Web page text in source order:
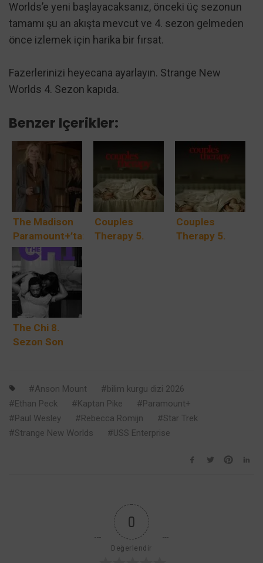
Worlds’e yeni başlayacaksanız, önceki üç sezonun
tamamı şu an akışta mevcut ve 4. sezon gelmeden
önce izlemek için harika bir fırsat.
Fazerlerinizi heyecana ayarlayın. Strange New
Worlds 4. Sezon kapıda.
Benzer Içerikler:
The Madison
Paramount+’ta:
Michelle
Pfeiffer ve
Kurt Russell
Taylor
Sheridan’ın
Yeni Montana
Dramasında
Buluşuyor
Couples
Therapy 5.
Couples
Therapy 5.
The Chi 8.
Sezon Son
Soğuk Kışı
Paramount+’ta
Başladı
Anson Mount
bilim kurgu dizi 2026
Ethan Peck
Kaptan Pike
Paramount+
Paul Wesley
Rebecca Romijn
Star Trek
Strange New Worlds
USS Enterprise
0
Değerlendir